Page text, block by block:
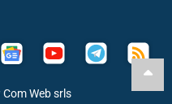
Com Web srls